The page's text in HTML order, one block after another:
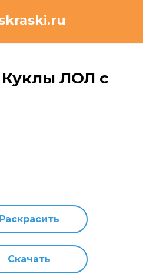
Куклы ЛОЛ с
Раскрасить
Скачать